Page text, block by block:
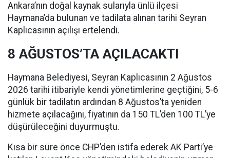
Ankara’nın doğal kaynak sularıyla ünlü ilçesi
Haymana’da bulunan ve tadilata alınan tarihi Seyran
Kaplıcasının açılışı ertelendi.
8 AĞUSTOS’TA AÇILACAKTI
Haymana Belediyesi, Seyran Kaplıcasının 2 Ağustos
2026 tarihi itibariyle kendi yönetimlerine geçtiğini, 5-6
günlük bir tadilatın ardından 8 Ağustos’ta yeniden
hizmete açılacağını, fiyatının da 150 TL’den 100 TL’ye
düşürüleceğini duyurmuştu.
Kısa bir süre önce CHP’den istifa ederek AK Parti’ye